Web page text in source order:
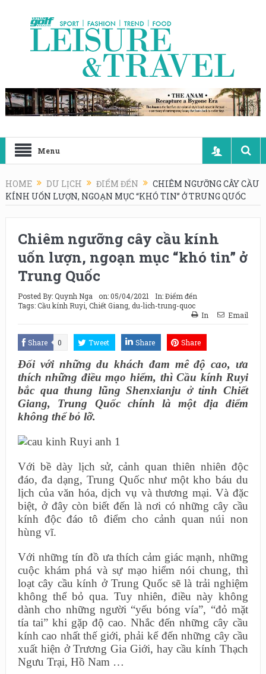
Menu
HOME DU LỊCH ĐIỂM ĐẾN
CHIÊM NGƯỠNG CÂY CẦU
KÍNH UỐN LƯỢN, NGOẠN MỤC “KHÓ TIN” Ở TRUNG QUỐC
Chiêm ngưỡng cây cầu kính
uốn lượn, ngoạn mục “khó tin” ở
Trung Quốc
Posted By:Quynh Nga on:05/04/2021 In:Điểm đến
Tags:Cầu kính Ruyi Chiết Giang, du-lich-trung-quoc
In
Email
Share 0 Tweet Share Share
Đối với những du khách đam mê độ cao, ưa
thích những điều mạo hiểm, thì Cầu kính Ruyi
bắc qua thung lũng Shenxianju ở tỉnh Chiết
Giang, Trung Quốc chính là một địa điểm
không thể bỏ lỡ.
Với bề dày lịch sử, cảnh quan thiên nhiên độc
đáo, đa dạng, Trung Quốc như một kho báu du
lịch của văn hóa, dịch vụ và thương mại. Và đặc
biệt, ở đây còn biết đến là nơi có những cây cầu
kính độc đáo tô điểm cho cảnh quan núi non
hùng vĩ.
Với những tín đồ ưa thích cảm giác mạnh, những
cuộc khám phá và sự mạo hiểm nói chung, thì
loạt cây cầu kính ở Trung Quốc sẽ là trải nghiệm
không thể bỏ qua. Tuy nhiên, điều này không
dành cho những người “yếu bóng vía”, “đỏ mặt
tía tai” khi gặp độ cao. Nhắc đến những cây cầu
kính cao nhất thế giới, phải kể đến những cây cầu
xuất hiện ở Trương Gia Giới, hay cầu kính Thạch
Ngưu Trại, Hồ Nam …